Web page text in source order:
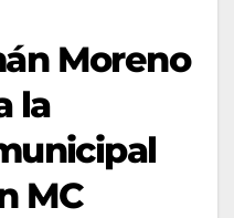
Moreno
la
MC